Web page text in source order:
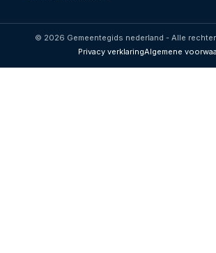
© 2026 Gemeentegids nederland - Alle
Privacy verklaringAlgemene